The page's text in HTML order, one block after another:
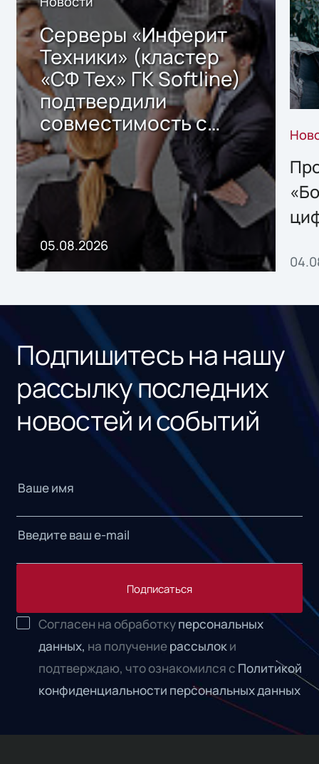
Серверы «Инферит
Техники» (кластер
«СФ Тех» ГК Softline)
подтвердили
совместимость с
решением Sharx
Storage 2.x для
хранения данных
05.08.2026
Подпишитесь на нашу
рассылку последних
новостей и событий
Подписаться
Согласен на обработкуперсональных
данных, на получениерассылоки
подтверждаю, что ознакомился с Политикой
конфиденциальности персональных данных